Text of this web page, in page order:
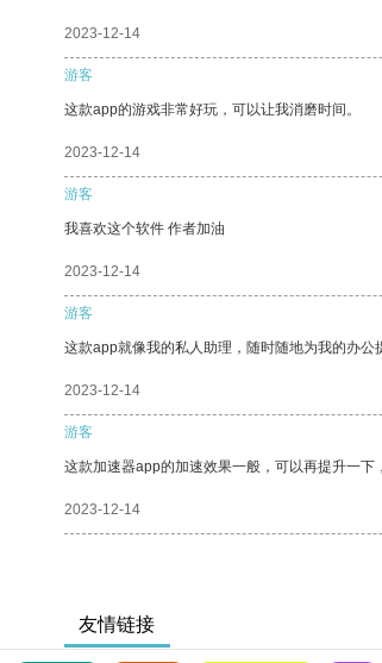
2023-12-14
游客
这款app的游戏非常好玩，可以让我消磨时间。
2023-12-14
游客
我喜欢这个软件 作者加油
2023-12-14
游客
这款app就像我的私人助理，随时随地为我的办公
2023-12-14
游客
这款加速器app的加速效果一般，可以再提升一下
2023-12-14
友情链接